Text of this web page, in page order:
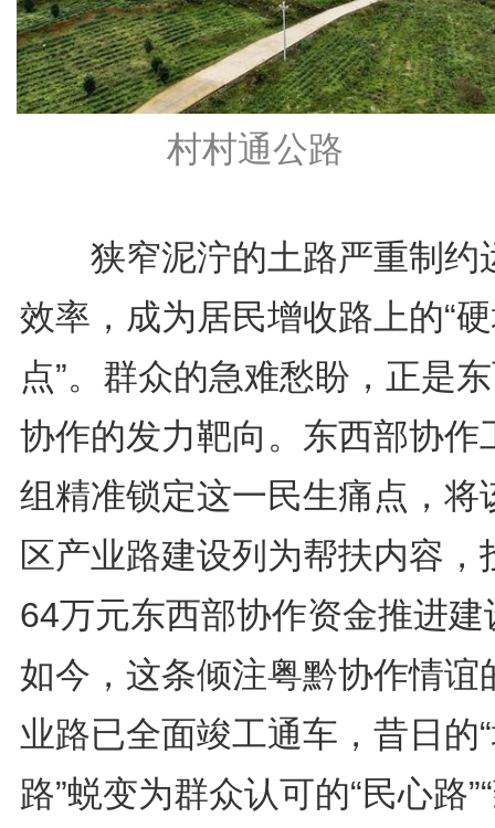
村村通公路
狭窄泥泞的土路严重制约
效率，成为居民增收路上的“
点”。群众的急难愁盼，正是
协作的发力靶向。东西部协作
组精准锁定这一民生痛点，将
区产业路建设列为帮扶内容，
64万元东西部协作资金推进建
如今，这条倾注粤黔协作情谊
业路已全面竣工通车，昔日的
路”蜕变为群众认可的“民心路